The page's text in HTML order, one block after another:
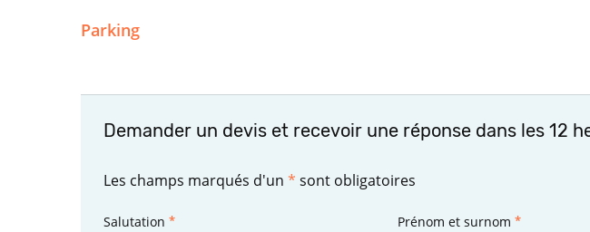
Parking
Demander un devis et recevoir une réponse dans les 12
Les champs marqués d'un * sont obligatoires
Salutation
Prénom et surnom